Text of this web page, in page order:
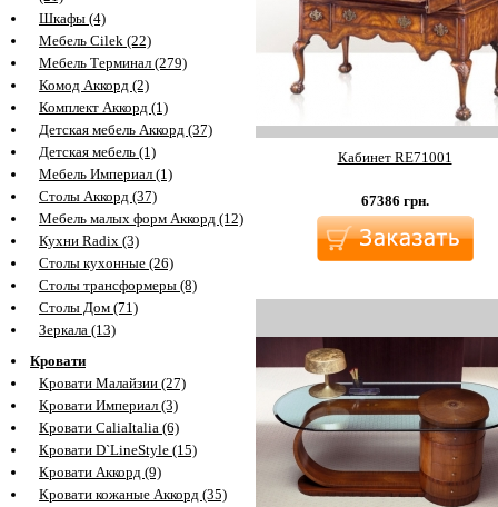
Шкафы (4)
Мебель Cilek (22)
Мебель Терминал (279)
Комод Аккорд (2)
Комплект Аккорд (1)
Детская мебель Аккорд (37)
Детская мебель (1)
Мебель Империал (1)
Столы Аккорд (37)
Мебель малых форм Аккорд (12)
Кухни Radix (3)
Столы кухонные (26)
Столы трансформеры (8)
Столы Дом (71)
Зеркала (13)
Кровати
Кровати Малайзии (27)
Кровати Империал (3)
Кровати CaliaItalia (6)
Кровати D`LineStyle (15)
Кровати Аккорд (9)
Кровати кожаные Аккорд (35)
Кабинет RE71001
67386 грн.